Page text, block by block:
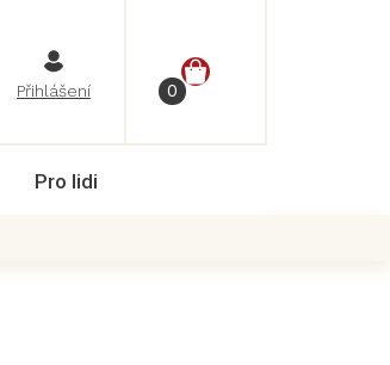
NÁKUPNÍ
Pro lidi